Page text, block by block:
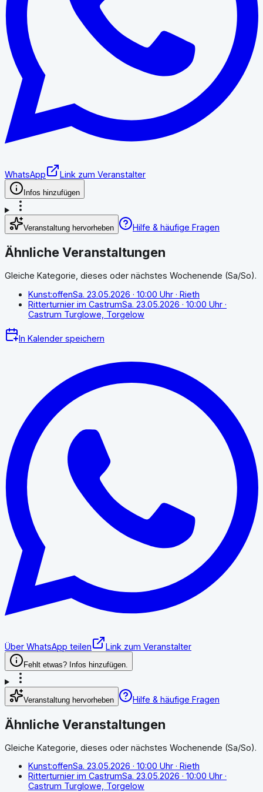
WhatsApp Link zum Veranstalter
Infos hinzufügen
Veranstaltung hervorheben Hilfe & häufige Fragen
Ähnliche Veranstaltungen
Gleiche Kategorie, dieses oder nächstes Wochenende (Sa/So).
Kunst:offenSa. 23.05.2026 · 10:00 Uhr · Rieth
Ritterturnier im CastrumSa. 23.05.2026 · 10:00 Uhr ·
Castrum Turglowe, Torgelow
In Kalender speichern
Über WhatsApp teilen Link zum Veranstalter
Fehlt etwas? Infos hinzufügen.
Veranstaltung hervorheben Hilfe & häufige Fragen
Ähnliche Veranstaltungen
Gleiche Kategorie, dieses oder nächstes Wochenende (Sa/So).
Kunst:offenSa. 23.05.2026 · 10:00 Uhr · Rieth
Ritterturnier im CastrumSa. 23.05.2026 · 10:00 Uhr ·
Castrum Turglowe, Torgelow